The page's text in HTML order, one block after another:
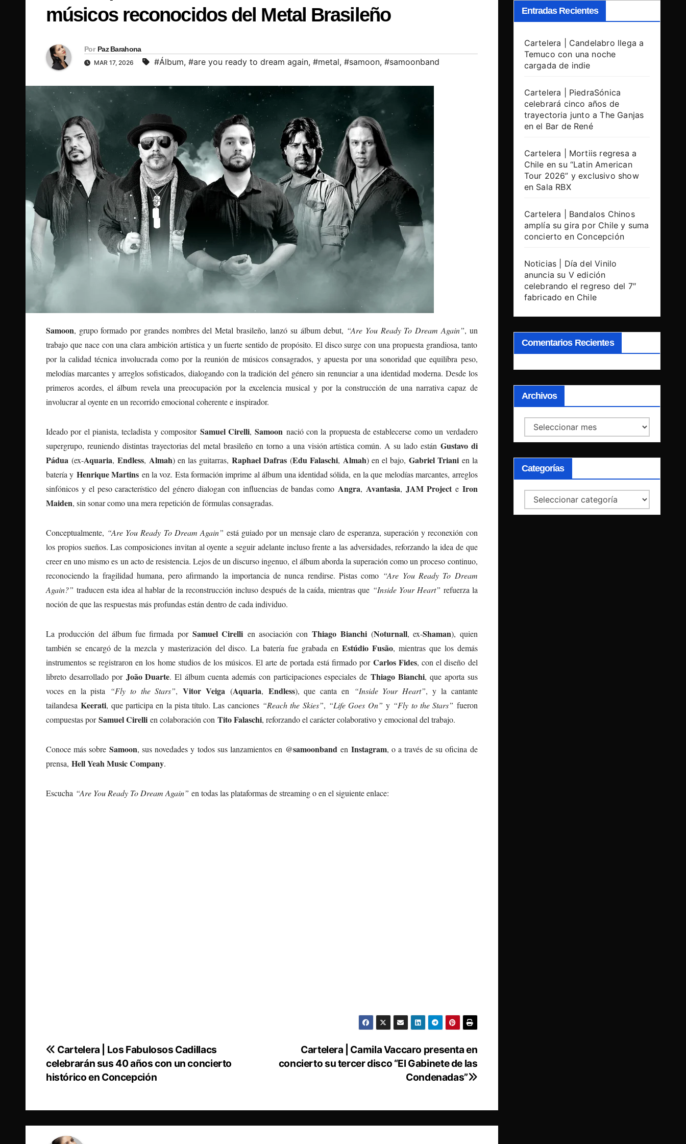
músicos reconocidos del Metal Brasileño
Por Paz Barahona
MAR 17, 2026 #Álbum, #are you ready to dream again, #metal, #samoon, #samoonband
Samoon, grupo formado por grandes nombres del Metal brasileño, lanzó su álbum debut, “Are You Ready To Dream Again”, un
trabajo que nace con una clara ambición artística y un fuerte sentido de propósito. El disco surge con una propuesta grandiosa, tanto
por la calidad técnica involucrada como por la reunión de músicos consagrados, y apuesta por una sonoridad que equilibra peso,
melodías marcantes y arreglos sofisticados, dialogando con la tradición del género sin renunciar a una identidad moderna. Desde los
primeros acordes, el álbum revela una preocupación por la excelencia musical y por la construcción de una narrativa capaz de
involucrar al oyente en un recorrido emocional coherente e inspirador.
Ideado por el pianista, tecladista y compositor Samuel Cirelli,Samoon nació con la propuesta de establecerse como un verdadero
supergrupo, reuniendo distintas trayectorias del metal brasileño en torno a una visión artística común. A su lado están Gustavo di
Pádua (ex-Aquaria, Endless, Almah) en las guitarras, Raphael Dafras(Edu Falaschi, Almah) en el bajo, Gabriel Trianien la
batería y Henrique Martins en la voz. Esta formación imprime al álbum una identidad sólida, en la que melodías marcantes, arreglos
sinfónicos y el peso característico del género dialogan con influencias de bandas como Angra, Avantasia, JAM Projecte Iron
Maiden, sin sonar como una mera repetición de fórmulas consagradas.
Conceptualmente, “Are You Ready To Dream Again” está guiado por un mensaje claro de esperanza, superación y reconexión con
los propios sueños. Las composiciones invitan al oyente a seguir adelante incluso frente a las adversidades, reforzando la idea de que
creer en uno mismo es un acto de resistencia. Lejos de un discurso ingenuo, el álbum aborda la superación como un proceso continuo,
reconociendo la fragilidad humana, pero afirmando la importancia de nunca rendirse. Pistas como “Are You Ready To Dream
Again?” traducen esta idea al hablar de la reconstrucción incluso después de la caída, mientras que “Inside Your Heart” refuerza la
noción de que las respuestas más profundas están dentro de cada individuo.
La producción del álbum fue firmada por Samuel Cirelli en asociación conThiago Bianchi(Noturnall, ex-Shaman), quien
también se encargó de la mezcla y masterización del disco. La batería fue grabada enEstúdio Fusão, mientras que los demás
instrumentos se registraron en los home studios de los músicos. El arte de portada está firmado por Carlos Fides, con el diseño del
libreto desarrollado por João Duarte. El álbum cuenta además con participaciones especiales deThiago Bianchi, que aporta sus
voces en la pista “Fly to the Stars”,Vitor Veiga (Aquaria, Endless), que canta en “Inside Your Heart”, y la cantante
tailandesaKeerati, que participa en la pista título. Las canciones “Reach the Skies”, “Life Goes On” y “Fly to the Stars” fueron
compuestas porSamuel Cirelli en colaboración con Tito Falaschi, reforzando el carácter colaborativo y emocional del trabajo.
Conoce más sobreSamoon, sus novedades y todos sus lanzamientos en @samoonband en Instagram, o a través de su oficina de
prensa, Hell Yeah Music Company.
Escucha “Are You Ready To Dream Again” en todas las plataformas de streaming o en el siguiente enlace:
Navegación
de
Cartelera | Camila Vaccaro presenta en
concierto su tercer disco “El Gabinete de las
Condenadas”
Cartelera | Los Fabulosos Cadillacs
celebrarán sus 40 años con un concierto
histórico en Concepción
Entradas Recientes
Cartelera | Candelabro llega a
Temuco con una noche
cargada de indie
Cartelera | PiedraSónica
celebrará cinco años de
trayectoria junto a The Ganjas
en el Bar de René
Cartelera | Mortiis regresa a
Chile en su “Latin American
Tour 2026” y exclusivo show
en Sala RBX
Cartelera | Bandalos Chinos
amplía su gira por Chile y suma
concierto en Concepción
Noticias | Día del Vinilo
anuncia su V edición
celebrando el regreso del 7″
fabricado en Chile
Comentarios Recientes
Archivos
Archivos
Categorías
Categorías